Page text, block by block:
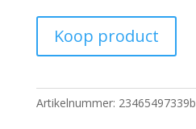
Koop product
Artikelnummer: 23465497339b